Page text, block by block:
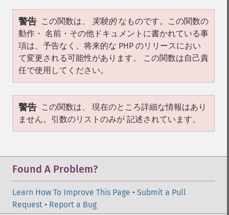
警告 この関数は、 実験的なものです。この関数の
動作・ 名前・その他ドキュメントに書かれている事
項は、予告なく、将来的な PHP のリリースにおい
て変更される可能性があります。 この関数は自己責
任で使用してください。
警告 この関数は、 現在のところ詳細な情報はあり
ません。引数のリストのみが 記述されています。
Found A Problem?
Learn How To Improve This Page • Submit a Pull
Request • Report a Bug